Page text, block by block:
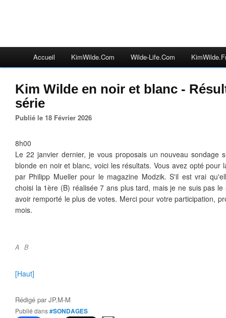
Accueil KimWilde.com Wilde-Life.com
Kim Wilde en noir et blanc -
série
Publié le 18 Février 2026
8h00
Le 22 janvier dernier, je vous proposais un nouveau sondage
blonde en noir et blanc, voici les résultats. Vous avez opté pour
par Philipp Mueller pour le magazine Modzik. S'il est vrai
choisi la 1ère (B) réalisée 7 ans plus tard, mais je ne suis pas
avoir remporté le plus de votes. Merci pour votre participation,
mois.
A B
[Haut]
Rédigé parJP.M-M
Publié dans#SONDAGES